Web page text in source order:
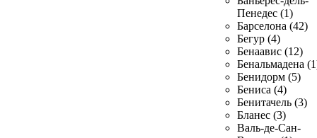
Пенедес (1)
Барселона (42)
Бегур (4)
Бенаавис (12)
Бенальмадена
Бенидорм (5)
Бениса (4)
Бенитачель (3)
Бланес (3)
Валь-де-Сан-